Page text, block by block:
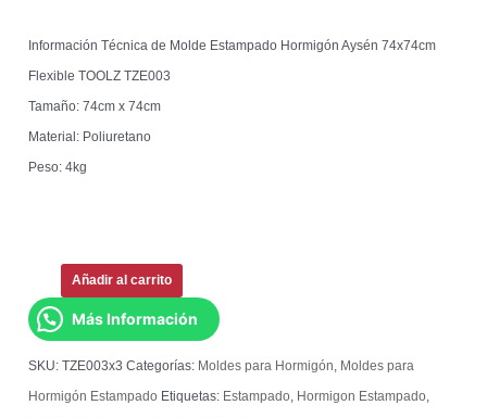
Información Técnica de Molde Estampado Hormigón Aysén 74x74cm
Flexible TOOLZ TZE003
Tamaño: 74cm x 74cm
Material: Poliuretano
Peso: 4kg
Añadir al carrito
Más Información
SKU:TZE003x3 Categorías: Moldes para Hormigón, Moldes para
Hormigón Estampado Etiquetas: Estampado, Hormigon Estampado,